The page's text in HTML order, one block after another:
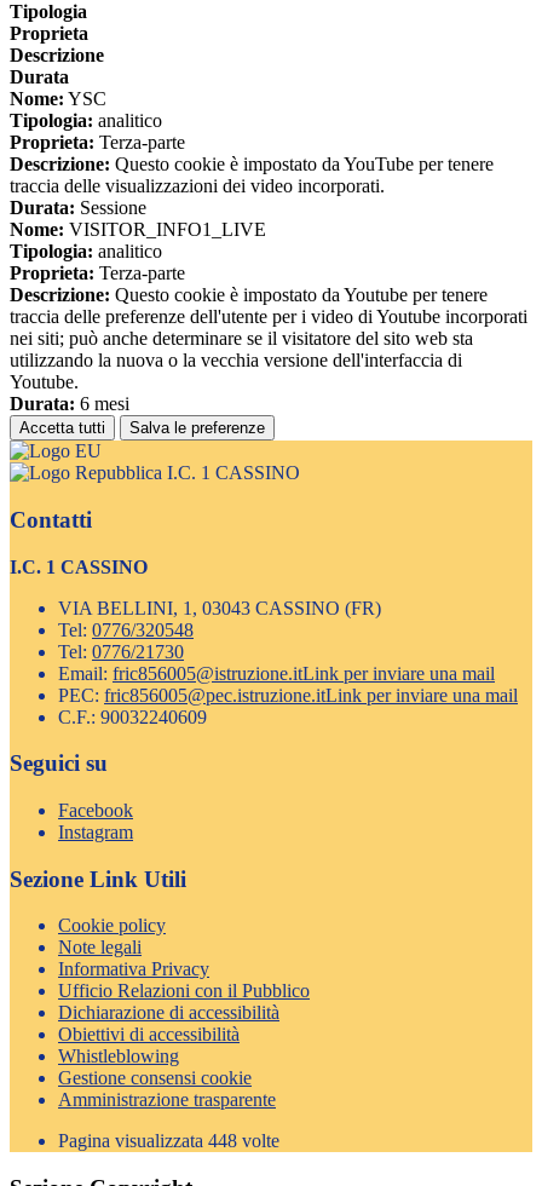
Tipologia
Proprieta
Descrizione
Durata
Nome: YSC
Tipologia: analitico
Proprieta: Terza-parte
Descrizione: Questo cookie è impostato da YouTube per tenere
traccia delle visualizzazioni dei video incorporati.
Durata: Sessione
Nome: VISITOR_INFO1_LIVE
Tipologia: analitico
Proprieta: Terza-parte
Descrizione: Questo cookie è impostato da Youtube per tenere
traccia delle preferenze dell'utente per i video di Youtube incorporati
nei siti; può anche determinare se il visitatore del sito web sta
utilizzando la nuova o la vecchia versione dell'interfaccia di
Youtube.
Durata: 6 mesi
Accetta tutti Salva le preferenze
I.C. 1 CASSINO
Contatti
I.C. 1 CASSINO
VIA BELLINI, 1, 03043 CASSINO (FR)
Tel: 0776/320548
Tel: 0776/21730
Email: fric856005@istruzione.itLink per inviare una mail
PEC: fric856005@pec.istruzione.itLink per inviare una mail
C.F.: 90032240609
Seguici su
Facebook
Instagram
Sezione Link Utili
Cookie policy
Note legali
Informativa Privacy
Ufficio Relazioni con il Pubblico
Dichiarazione di accessibilità
Obiettivi di accessibilità
Whistleblowing
Gestione consensi cookie
Amministrazione trasparente
Pagina visualizzata 448 volte